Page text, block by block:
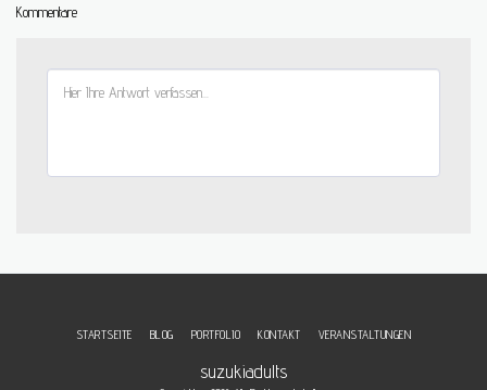
Kommentare
suzukiadults
STARTSEITE BLOG PORTFOLIO KONTAKT VERANSTALTUNGEN